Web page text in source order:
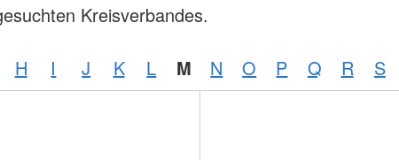
Kreisverbandes.
H I J K L M N O P Q R S